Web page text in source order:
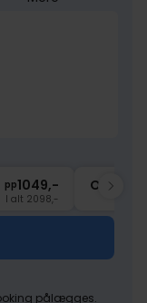
pp1049,-
I alt 2098,-
Okt
pålægges.